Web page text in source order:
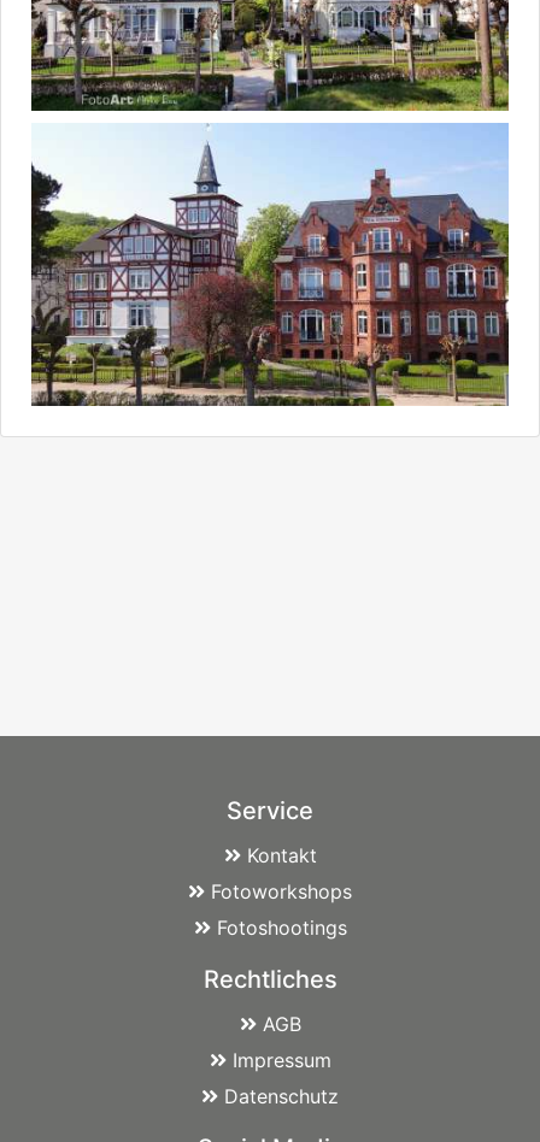
Service
Kontakt
Fotoworkshops
Fotoshootings
Rechtliches
AGB
Impressum
Datenschutz